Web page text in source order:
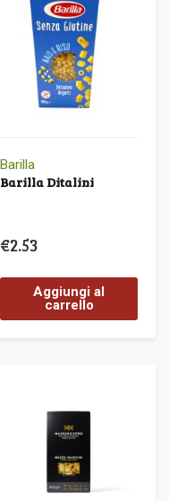
Barilla
Barilla Ditalini
€2.53
Aggiungi al
carrello